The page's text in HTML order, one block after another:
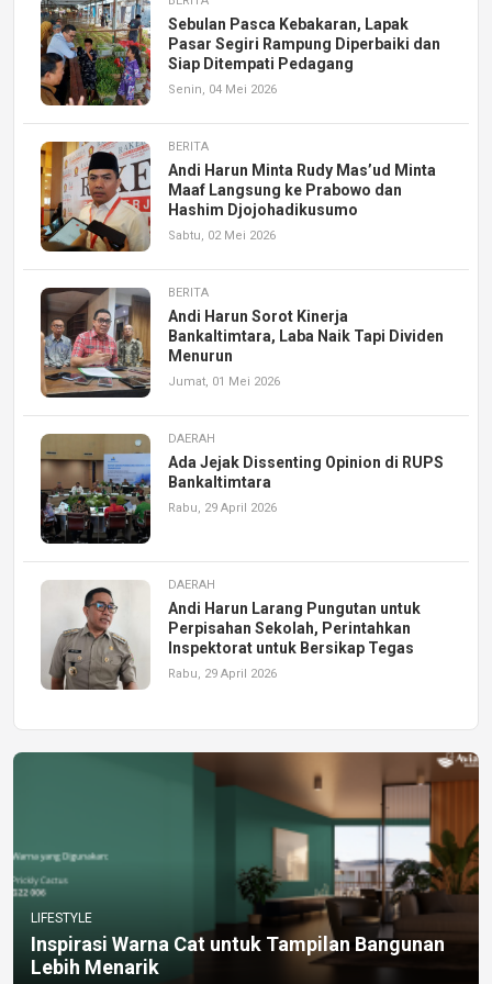
Sebulan Pasca Kebakaran, Lapak
Pasar Segiri Rampung Diperbaiki dan
Siap Ditempati Pedagang
Senin, 04 Mei 2026
BERITA
Andi Harun Minta Rudy Mas’ud Minta
Maaf Langsung ke Prabowo dan
Hashim Djojohadikusumo
Sabtu, 02 Mei 2026
BERITA
Andi Harun Sorot Kinerja
Bankaltimtara, Laba Naik Tapi Dividen
Menurun
Jumat, 01 Mei 2026
DAERAH
Ada Jejak Dissenting Opinion di RUPS
Bankaltimtara
Rabu, 29 April 2026
DAERAH
Andi Harun Larang Pungutan untuk
Perpisahan Sekolah, Perintahkan
Inspektorat untuk Bersikap Tegas
Rabu, 29 April 2026
LIFESTYLE
Inspirasi Warna Cat untuk Tampilan Bangunan
Lebih Menarik